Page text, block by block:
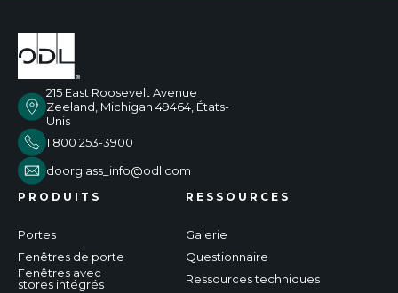
215 East Roosevelt Avenue
Zeeland, Michigan 49464, États-
Unis
1 800 253-3900
doorglass_info@odl.com
PRODUITS
Portes
Fenêtres de porte
Fenêtres avec
stores intégrés
RESSOURCES
Galerie
Questionnaire
Ressources techniques